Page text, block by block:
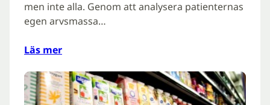
men inte alla. Genom att analysera patienternas
egen arvsmassa…
Läs mer